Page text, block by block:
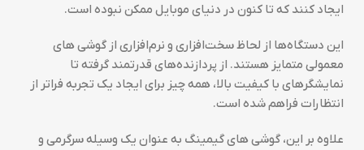
ایجاد کنند که تا کنون در دنیای موبایل ممکن نبوده است.
این دستگاه‌ها از لحاظ سخت‌افزاری و نرم‌افزاری از گوشی های
معمولی متمایز هستند. از پردازنده‌های قدرتمند گرفته تا
نمایشگرهای با کیفیت بالا، همه چیز برای ایجاد یک تجربه فراتر از
انتظارات فراهم شده است.
علاوه بر این، گوشی های گیمینگ به عنوان یک وسیله سرگرمی و